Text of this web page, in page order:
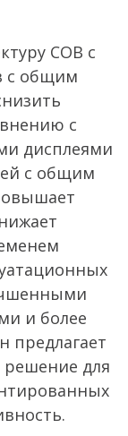
COB с
с общим
с
дисплеями
с общим
и более
предлагает
решение для